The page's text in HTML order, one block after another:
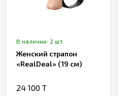
В наличии: 2 шт.
Женский страпон
«RealDeal» (19 см)
24 100 T